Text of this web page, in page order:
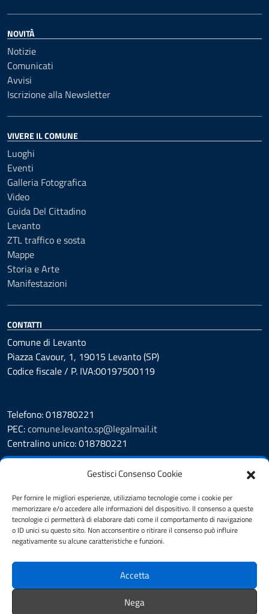
Gestisci Consenso Cookie
Per fornire le migliori esperienze, utilizziamo tecnologie come i cookie per
memorizzare e/o accedere alle informazioni del dispositivo. Il consenso a queste
tecnologie ci permetterà di elaborare dati come il comportamento di navigazione
o ID unici su questo sito. Non acconsentire o ritirare il consenso può influire
negativamente su alcune caratteristiche e funzioni.
Accetta
Nega
NOVITÀ
Notizie
Comunicati
Avvisi
Iscrizione alla Newsletter
VIVERE IL COMUNE
Luoghi
Eventi
Galleria Fotografica
Video
Guida Del Cittadino
Levanto
ZTL traffico e sosta
Mappe
Storia e Arte
Manifestazioni
CONTATTI
Comune di Levanto
Piazza Cavour, 1, 19015 Levanto (SP)
Codice fiscale / P. IVA:00197500119
Telefono: 018780221
PEC:comune.levanto.sp@legalmail.it
Centralino unico: 018780221
Prenotazione appuntamento
Segnalazione disservizio
Whistleblowing
Amministrazione Trasparente
Albo Pretorio
Informativa privacy
Dichiarazione di accessibilità